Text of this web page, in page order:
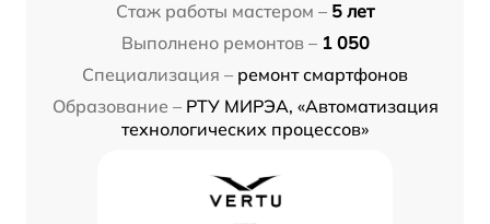
Стаж работы мастером – 5 лет
Выполнено ремонтов – 1 050
Специализация – ремонт смартфонов
Образование – РТУ МИРЭА, «Автоматизация
технологических процессов»